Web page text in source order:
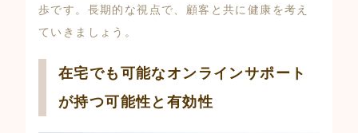
歩です。長期的な視点で、顧客と共に健康を考え
ていきましょう。
在宅でも可能なオンラインサポート
が持つ可能性と有効性